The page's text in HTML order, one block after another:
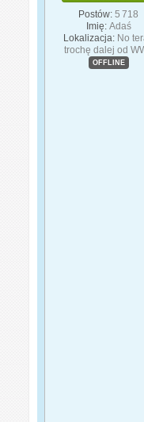
Postów: 5 718
Imię: Adaś
Lokalizacja: No
trochę dalej od
OFFLINE